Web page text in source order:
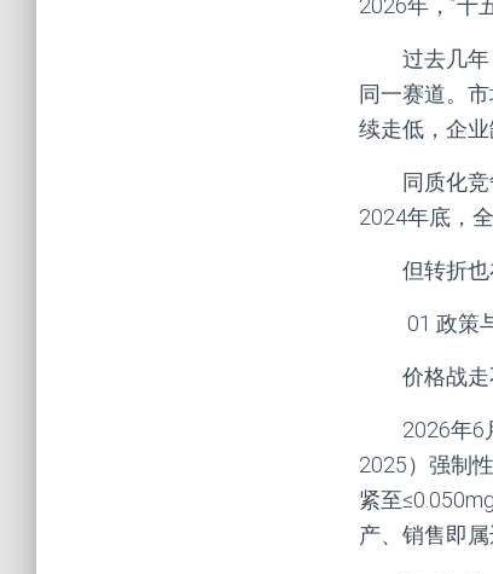
2026年，”十
过去几
同一赛道。
续走低，企
同质化
2024年底，
但转折也
01 政策
价格战
2026年6
2025）强制
紧至
产、销售即属